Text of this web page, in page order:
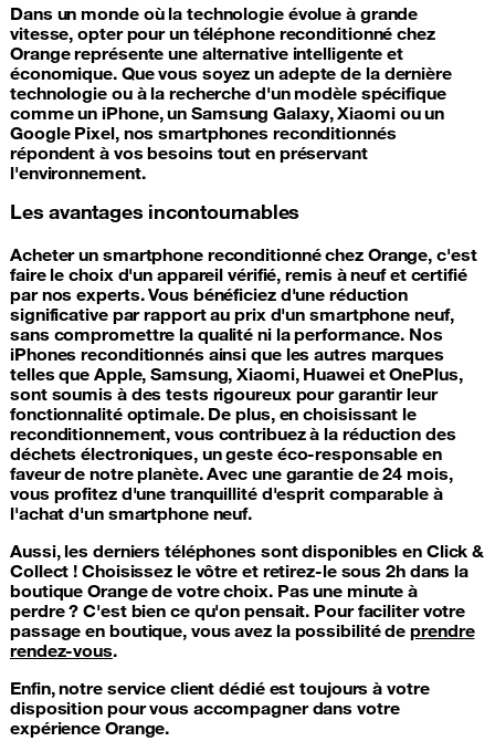
Dans un monde où la technologie évolue à grande
vitesse, opter pour un téléphone reconditionné chez
Orange représente une alternative intelligente et
économique. Que vous soyez un adepte de la dernière
technologie ou à la recherche d'un modèle spécifique
comme un iPhone, un Samsung Galaxy, Xiaomi ou un
Google Pixel, nos smartphones reconditionnés
répondent à vos besoins tout en préservant
l'environnement.
Les avantages incontournables
Acheter un smartphone reconditionné chez Orange, c'est
faire le choix d'un appareil vérifié, remis à neuf et certifié
par nos experts. Vous bénéficiez d'une réduction
significative par rapport au prix d'un smartphone neuf,
sans compromettre la qualité ni la performance. Nos
iPhones reconditionnés ainsi que les autres marques
telles que Apple, Samsung, Xiaomi, Huawei et OnePlus,
sont soumis à des tests rigoureux pour garantir leur
fonctionnalité optimale. De plus, en choisissant le
reconditionnement, vous contribuez à la réduction des
déchets électroniques, un geste éco-responsable en
faveur de notre planète. Avec une garantie de 24 mois,
vous profitez d'une tranquillité d'esprit comparable à
l'achat d'un smartphone neuf.
Aussi, les derniers téléphones sont disponibles en Click &
Collect ! Choisissez le vôtre et retirez-le sous 2h dans la
boutique Orange de votre choix. Pas une minute à
perdre ? C'est bien ce qu'on pensait. Pour faciliter votre
passage en boutique, vous avez la possibilité deprendre
rendez-vous.
Enfin, notre service client dédié est toujours à votre
disposition pour vous accompagner dans votre
expérience Orange.